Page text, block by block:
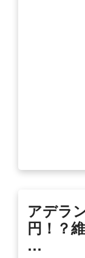
アデラ
円！？
…